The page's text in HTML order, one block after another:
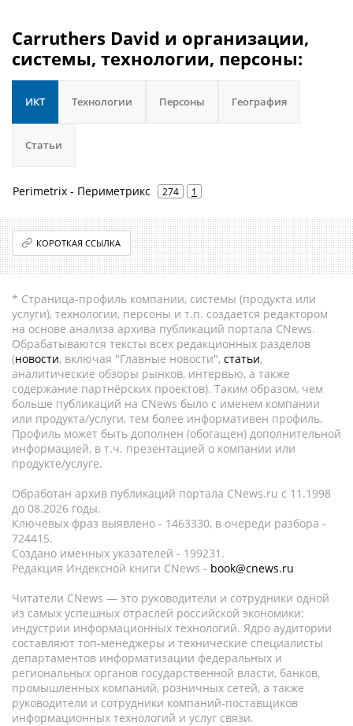
Carruthers David и организации,
системы, технологии, персоны:
ИКТ Технологии Персоны География
Статьи
Perimetrix - Периметрикс 274 1
КОРОТКАЯ ССЫЛКА
* Страница-профиль компании, системы (продукта или
услуги), технологии, персоны и т.п. создается редактором
на основе анализа архива публикаций портала CNews.
Обрабатываются тексты всех редакционных разделов
(новости, включая "Главные новости", статьи,
аналитические обзоры рынков, интервью, а также
содержание партнёрских проектов). Таким образом, чем
больше публикаций на CNews было с именем компании
или продукта/услуги, тем более информативен профиль.
Профиль может быть дополнен (обогащен) дополнительной
информацией, в т.ч. презентацией о компании или
продукте/услуге.
Обработан архив публикаций портала CNews.ru c 11.1998
до 08.2026 годы.
Ключевых фраз выявлено - 1463330, в очереди разбора -
724415.
Создано именных указателей - 199231.
Редакция Индексной книги CNews - book@cnews.ru
Читатели CNews — это руководители и сотрудники одной
из самых успешных отраслей российской экономики:
индустрии информационных технологий. Ядро аудитории
составляют топ-менеджеры и технические специалисты
департаментов информатизации федеральных и
региональных органов государственной власти, банков,
промышленных компаний, розничных сетей, а также
руководители и сотрудники компаний-поставщиков
информационных технологий и услуг связи.